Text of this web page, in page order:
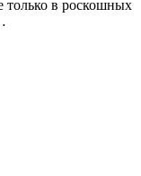
только в роскошных